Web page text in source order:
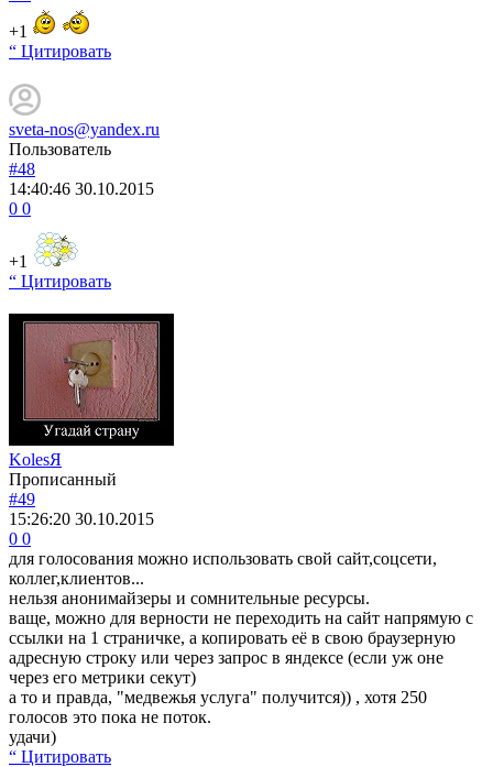
+1
“ Цитировать
sveta-nos@yandex.ru
Пользователь
#48
14:40:46 30.10.2015
0 0
+1
“ Цитировать
KolesЯ
Прописанный
#49
15:26:20 30.10.2015
0 0
для голосования можно использовать свой сайт,соцсети,
коллег,клиентов...
нельзя анонимайзеры и сомнительные ресурсы.
ваще, можно для верности не переходить на сайт напрямую с
ссылки на 1 страничке, а копировать её в свою браузерную
адресную строку или через запрос в яндексе (если уж оне
через его метрики секут)
а то и правда, "медвежья услуга" получится)) , хотя 250
голосов это пока не поток.
удачи)
“ Цитировать